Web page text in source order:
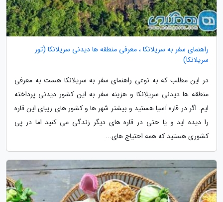
راهنمای سفر به سریلانکا ، معرفی منطقه ها دیدنی سریلانکا (تور
سریلانکا)
در این مطلب که به نوعی راهنمای سفر به سریلانکا هست به معرفی
منطقه ها دیدنی سریلانکا و هزینه سفر به این کشور دیدنی پرداخته
ایم. اگر در قاره آسیا هستید و بیشتر شهر ها و کشور های زیبای این قاره
را دیده اید و یا حتی در قاره های دیگر زندگی می کنید اما در پی
کشوری هستید که همه احتیاج های...